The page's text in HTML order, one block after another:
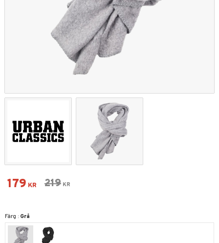
Nedsatt pris:
179 KR Ordinarie pris:
219 KR
Färg : Grå